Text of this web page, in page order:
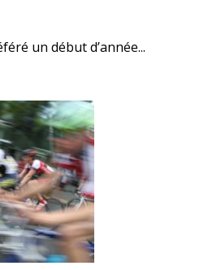
un début d’année